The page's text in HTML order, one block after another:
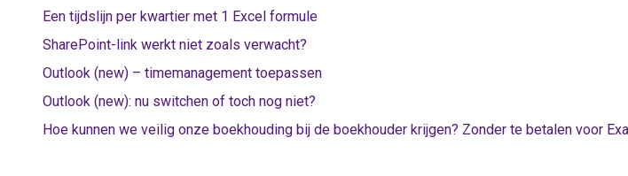
Een tijdslijn per kwartier met 1 Excel formule
SharePoint-link werkt niet zoals verwacht?
Outlook (new) – timemanagement toepassen
Outlook (new): nu switchen of toch nog niet?
Hoe kunnen we veilig onze boekhouding bij de boekhouder krijgen? Zonder te betalen voor